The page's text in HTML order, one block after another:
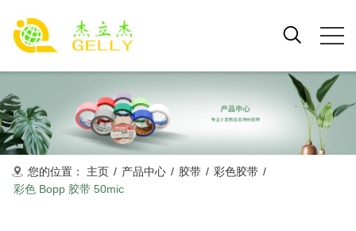
您的位置： 主页 / 产品中心 / 胶带 / 彩色胶带 /
彩色 Bopp 胶带 50mic